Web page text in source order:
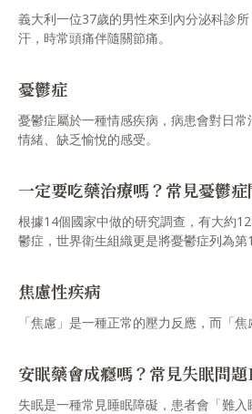
義大利一位37歲的男性來到內分泌科診
汗，時常頭痛伴隨關節痛。
憂鬱症
憂鬱症屬於一種情感疾病，病患會對日
情緒、缺乏愉悅的感受。
一定要吃藥治療嗎？常見憂鬱
根據14個國家中做的研究調查，有大約
鬱症，世界衛生組織更是將憂鬱症列為
焦慮性疾病
「焦慮」是一種正常的壓力反應，而「焦
安眠藥會成癮嗎？常見失眠問
失眠是一種常見睡眠障礙，患者會「難入